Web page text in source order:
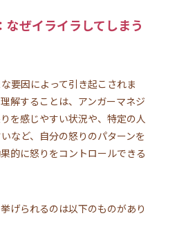
ぜイライラしてしまう
要因によって引き起こされま
解することは、アンガーマネジ
を感じやすい状況や、特定の人
など、自分の怒りのパターンを
的に怒りをコントロールできる
げられるのは以下のものがあり